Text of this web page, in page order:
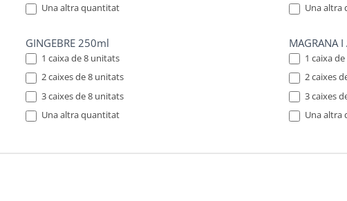
Una altra quantitat
Una altra
GINGEBRE 250ml
1 caixa de 8 unitats
2 caixes de 8 unitats
3 caixes de 8 unitats
Una altra quantitat
MAGRANA
1 caixa
2 caixes
3 caixes
Una altra